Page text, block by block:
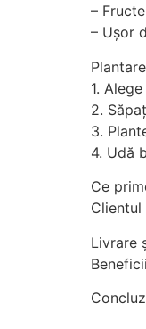
–
– Ușor
1.
2.
3.
4. Udă
Ce
Livrare